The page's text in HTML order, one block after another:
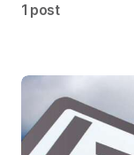
1 post